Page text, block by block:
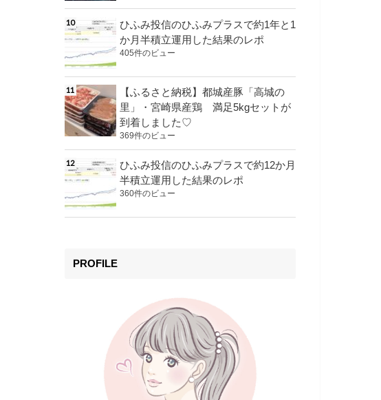
ひふみ投信のひふみプラスで約1年と1
か月半積立運用した結果のレポ
405件のビュー
【ふるさと納税】都城産豚「高城の
里」・宮崎県産鶏 満足5kgセットが
到着しました♡
369件のビュー
ひふみ投信のひふみプラスで約12か月
半積立運用した結果のレポ
360件のビュー
PROFILE